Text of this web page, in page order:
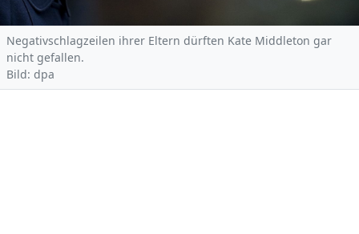
Negativschlagzeilen ihrer Eltern dürften Kate Middleton gar
nicht gefallen.
Bild: dpa